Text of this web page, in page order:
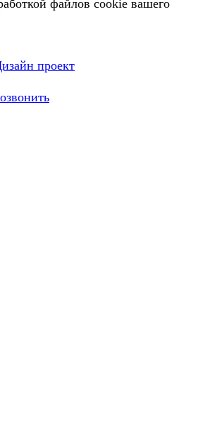
файлов cookie вашего
проект